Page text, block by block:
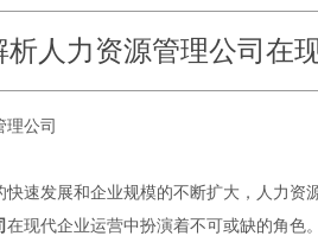
析人力资源管理公司在
理公司
快速发展和企业规模的不断扩大，人力资
在现代企业运营中扮演着不可或缺的角色